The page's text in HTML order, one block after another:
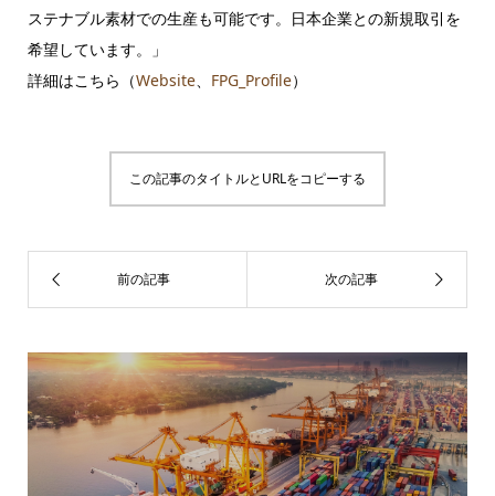
ステナブル素材での生産も可能です。日本企業との新規取引を
希望しています。」
詳細はこちら（Website、 FPG_Profile）
この記事のタイトルとURLをコピーする